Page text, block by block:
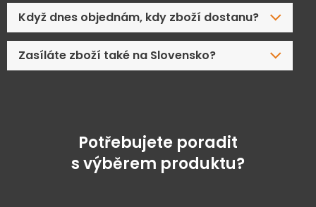
Když dnes objednám, kdy zboží dostanu?
Zasíláte zboží také na Slovensko?
Potřebujete poradit
s výběrem produktu?